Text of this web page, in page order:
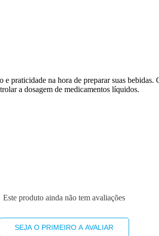
praticidade na hora de preparar suas
a dosagem de medicamentos líquidos.
Este produto ainda não tem avaliações
SEJA O PRIMEIRO A AVALIAR